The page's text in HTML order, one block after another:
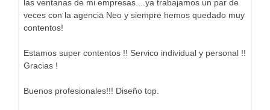
las ventanas de mi empresas....ya trabajamos un par de
veces con la agencia Neo y siempre hemos quedado muy
contentos!
Estamos super contentos !! Servico individual y personal !!
Gracias !
Buenos profesionales!!! Diseño top.